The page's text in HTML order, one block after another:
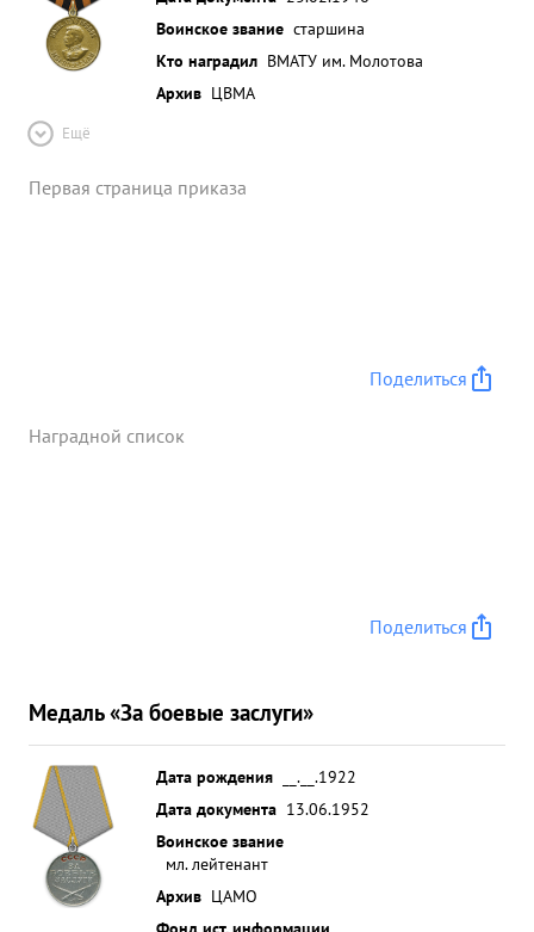
Воинское звание старшина
Кто наградил ВМАТУ им. Молотова
Архив ЦВМА
Ещё
Первая страница приказа
Поделиться
Наградной список
Поделиться
Медаль «За боевые заслуги»
Дата рождения
__.__.1922
Дата документа 13.06.1952
Воинское звание
мл. лейтенант
Архив ЦАМО